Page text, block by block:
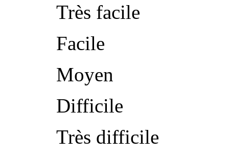
Très facile
Facile
Moyen
Difficile
Très difficile